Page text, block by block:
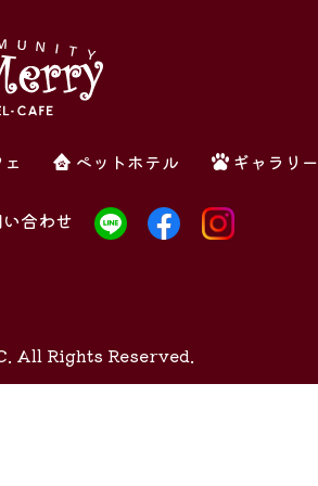
ペットホテル ギャラリー
合わせ
All Rights Reserved.